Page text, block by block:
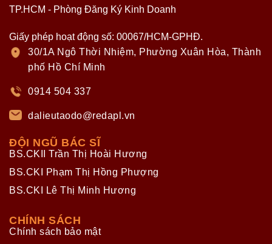
TP.HCM - Phòng Đăng Ký Kinh Doanh
Giấy phép hoạt động số: 00067/HCM-GPHĐ.
30/1A Ngô Thời Nhiệm, Phường Xuân Hòa, Thành
phố Hồ Chí Minh
0914 504 337
dalieutaodo@redapl.vn
ĐỘI NGŨ BÁC SĨ
BS.CKII Trần Thị Hoài Hương
BS.CKI Phạm Thị Hồng Phượng
BS.CKI Lê Thị Minh Hương
CHÍNH SÁCH
Chính sách bảo mật